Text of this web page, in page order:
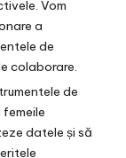
Vom
a
de
colaborare.
de
datele și să